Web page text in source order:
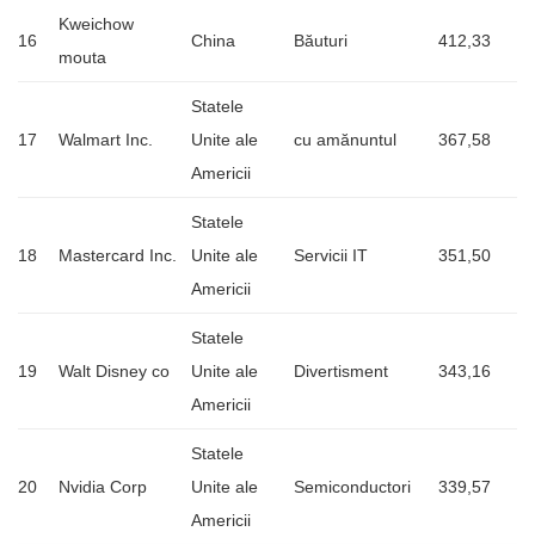
16
Kweichow
mouta
China Băuturi 412,33
17 Walmart Inc.
Statele
Unite ale
Americii
cu amănuntul 367,58
18 Mastercard Inc.
Statele
Unite ale
Americii
Servicii IT 351,50
19 Walt Disney co
Statele
Unite ale
Americii
Divertisment 343,16
20 Nvidia Corp
Statele
Unite ale
Americii
Semiconductori 339,57